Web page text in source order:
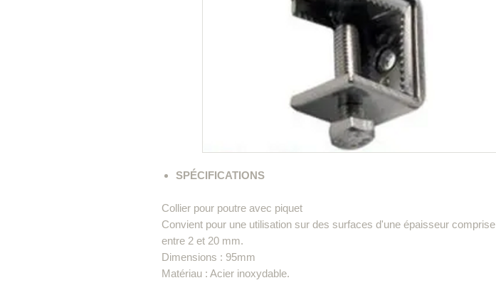
SPÉCIFICATIONS
Collier pour poutre avec piquet
Convient pour une utilisation sur des surfaces d'une épaisseur comprise
entre 2 et 20 mm.
Dimensions : 95mm
Matériau : Acier inoxydable.